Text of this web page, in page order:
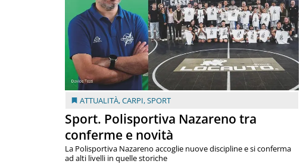
ATTUALITÀ,CARPI,SPORT
Sport. Polisportiva Nazareno tra
conferme e novità
La Polisportiva Nazareno accoglie nuove discipline e si conferma
ad alti livelli in quelle storiche